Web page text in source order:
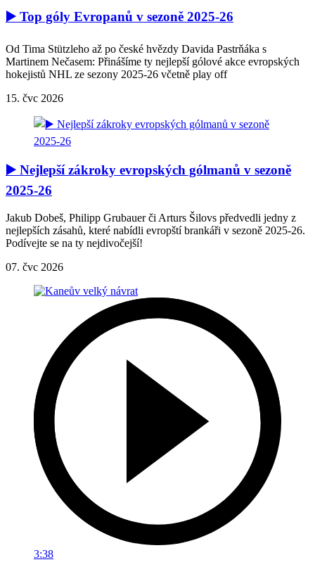
▶️ Top góly Evropanů v sezoně 2025-26
Od Tima Stützleho až po české hvězdy Davida Pastrňáka s
Martinem Nečasem: Přinášíme ty nejlepší gólové akce evropských
hokejistů NHL ze sezony 2025-26 včetně play off
15. čvc 2026
▶️ Nejlepší zákroky evropských gólmanů v sezoně
2025-26
Jakub Dobeš, Philipp Grubauer či Arturs Šilovs předvedli jedny z
nejlepších zásahů, které nabídli evropští brankáři v sezoně 2025-26.
Podívejte se na ty nejdivočejší!
07. čvc 2026
3:38